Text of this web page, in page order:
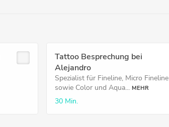
Tattoo Besprechung bei
Alejandro
Spezialist für Fineline, Micro Fineline
sowie Color und Aqua... MEHR
30 Min.